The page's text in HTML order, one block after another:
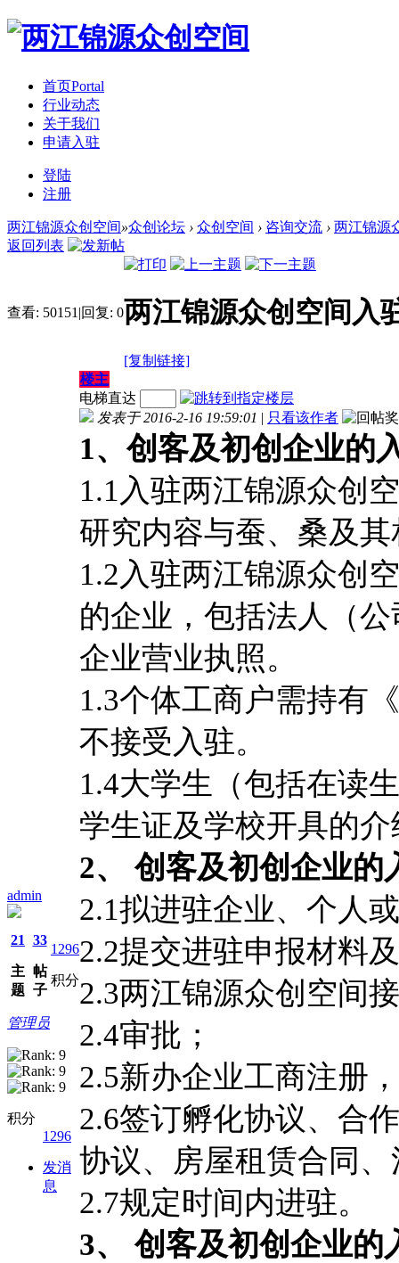
首页Portal
行业动态
关于我们
申请入驻
登陆
注册
两江锦源众创空间»众创论坛 › 众创空间 › 咨询交流 › 两江锦源
返回列表
查看: 50151 |回复: 0两江锦源众创空间入
[复制链接]
admin
21
主
题
33
帖
子
1296
积分
管理员
积分
1296
发消
息
楼主
电梯直达
发表于 2016-2-16 19:59:01 | 只看该作者
1、创客及初创企业的
1.1入驻两江锦源众创
研究内容与蚕、桑及
1.2入驻两江锦源众创
的企业，包括法人（
企业营业执照。
1.3个体工商户需持有
不接受入驻。
1.4大学生（包括在读
学生证及学校开具的
2、
创客及初创企业的
2.1拟进驻企业、个人
2.2提交进驻申报材料
2.3两江锦源众创空间
2.4审批；
2.5新办企业工商注册
2.6签订孵化协议、合
协议、房屋租赁合同
2.7规定时间内进驻。
3、 创客及初创企业的